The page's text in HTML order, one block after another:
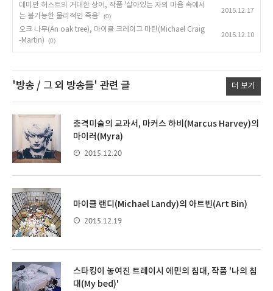
데미안 허스트의 거대한 상어, 작품 '살아있는 자의 마음 속에서
는 불가능한 물리적인 죽음'
(0)
2015.12.17
오크 나무(An oak tree), 마이클 크레이그 마틴(Michael Craig
-Martin)
(0)
2015.12.10
'방송 / 그 외 방송들' 관련 글 더 보기
충격미술의 교과서, 마커스 하비(Marcus Harvey)의
마이러(Myra)
2015.12.20
마이클 랜디(Michael Landy)의 아트빈(Art Bin)
2015.12.19
스타킹이 놓여진 트레이시 에민의 침대, 작품 '나의 침
대(My bed)'